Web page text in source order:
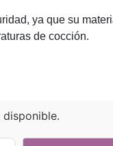
ya que su
de cocción.